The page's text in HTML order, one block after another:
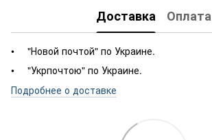
Доставка Оплата
"Новой почтой" по Украине.
"Укрпочтою" по Украине.
Подробнее о доставке